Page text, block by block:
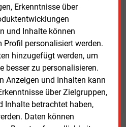
Erkenntnisse über
und Inhalte können
Profil personalisiert werden.
hinzugefügt werden, um
besser zu personalisieren.
Anzeigen und Inhalten kann
über Zielgruppen,
Inhalte betrachtet haben,
Daten können
Zugang
aktualisierte Nachrichten mit
daily
Zeitung E&M